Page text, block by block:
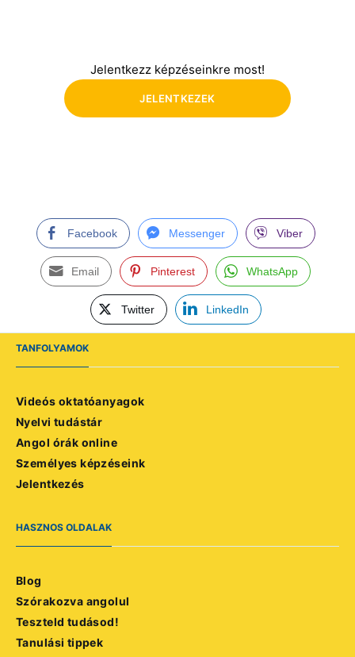
Jelentkezz képzéseinkre most!
JELENTKEZEK
Facebook Messenger Viber
Email Pinterest WhatsApp
Twitter LinkedIn
TANFOLYAMOK
Videós oktatóanyagok
Nyelvi tudástár
Angol órák online
Személyes képzéseink
Jelentkezés
HASZNOS OLDALAK
Blog
Szórakozva angolul
Teszteld tudásod!
Tanulási tippek